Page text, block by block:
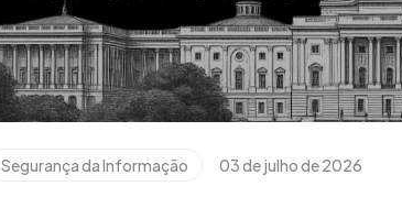
Segurança da Informação 03 de julho de 2026